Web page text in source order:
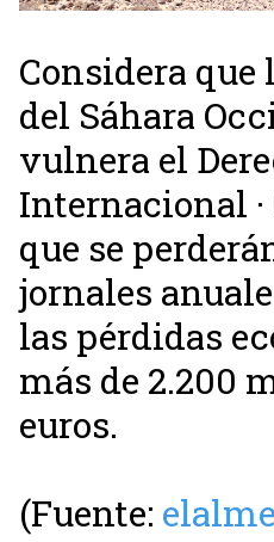
Considera
del Sáhara
vulnera el
Internacional
que se
jornales
las pérdidas
más de 2.200
euros.
(Fuente: